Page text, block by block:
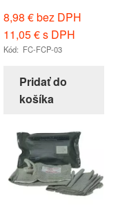
8,98 €bez DPH
11,05€s DPH
Kód: FC-FCP-03
Pridať do
košíka